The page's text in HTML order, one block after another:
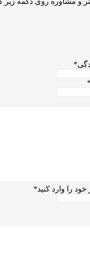
*
*
را وارد کنید*